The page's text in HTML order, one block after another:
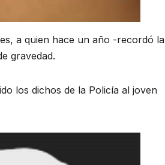
a quien hace un año -recordó la
gravedad.
los dichos de la Policía al joven